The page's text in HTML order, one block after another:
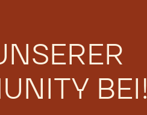
BEI!